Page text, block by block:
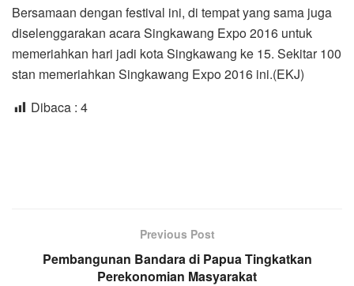
Bersamaan dengan festival ini, di tempat yang sama juga
diselenggarakan acara Singkawang Expo 2016 untuk
memeriahkan hari jadi kota Singkawang ke 15. Sekitar 100
stan memeriahkan Singkawang Expo 2016 ini.(EKJ)
Dibaca : 4
Previous Post
Pembangunan Bandara di Papua Tingkatkan
Perekonomian Masyarakat